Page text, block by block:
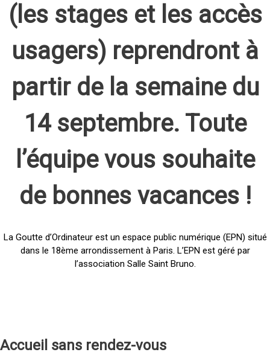
(les stages et les accès
usagers) reprendront à
partir de la semaine du
14 septembre. Toute
l’équipe vous souhaite
de bonnes vacances !
La Goutte d’Ordinateur est un espace public numérique (EPN) situé
dans le 18ème arrondissement à Paris. L’EPN est géré par
l’association Salle Saint Bruno.
Accueil sans rendez-vous